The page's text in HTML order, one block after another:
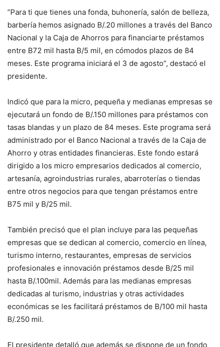
“Para ti que tienes una fonda, buhonería, salón de belleza,
barbería hemos asignado B/.20 millones a través del Banco
Nacional y la Caja de Ahorros para financiarte préstamos
entre B72 mil hasta B/5 mil, en cómodos plazos de 84
meses. Este programa iniciará el 3 de agosto”, destacó el
presidente.
Indicó que para la micro, pequeña y medianas empresas se
ejecutará un fondo de B/.150 millones para préstamos con
tasas blandas y un plazo de 84 meses. Este programa será
administrado por el Banco Nacional a través de la Caja de
Ahorro y otras entidades financieras. Este fondo estará
dirigido a los micro empresarios dedicados al comercio,
artesanía, agroindustrias rurales, abarroterías o tiendas
entre otros negocios para que tengan préstamos entre
B75 mil y B/25 mil.
También precisó que el plan incluye para las pequeñas
empresas que se dedican al comercio, comercio en línea,
turismo interno, restaurantes, empresas de servicios
profesionales e innovación préstamos desde B/25 mil
hasta B/.100mil. Además para las medianas empresas
dedicadas al turismo, industrias y otras actividades
económicas se les facilitará préstamos de B/100 mil hasta
B/.250 mil.
El presidente detalló que además se dispone de un fondo